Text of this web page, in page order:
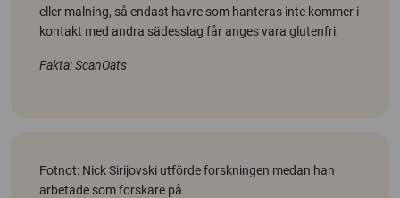
eller malning, så endast havre som hanteras inte kommer i
kontakt med andra sädesslag får anges vara glutenfri.
Fakta: ScanOats
Fotnot: Nick Sirijovski utförde forskningen medan han
arbetade som forskare på